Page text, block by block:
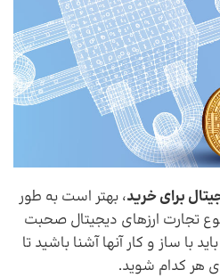
برای خرید، بهتر است به طور
تجارت ارزهای دیجیتال صحبت
با ساز و کار آنها آشنا باشید تا
هر کدام شوید.